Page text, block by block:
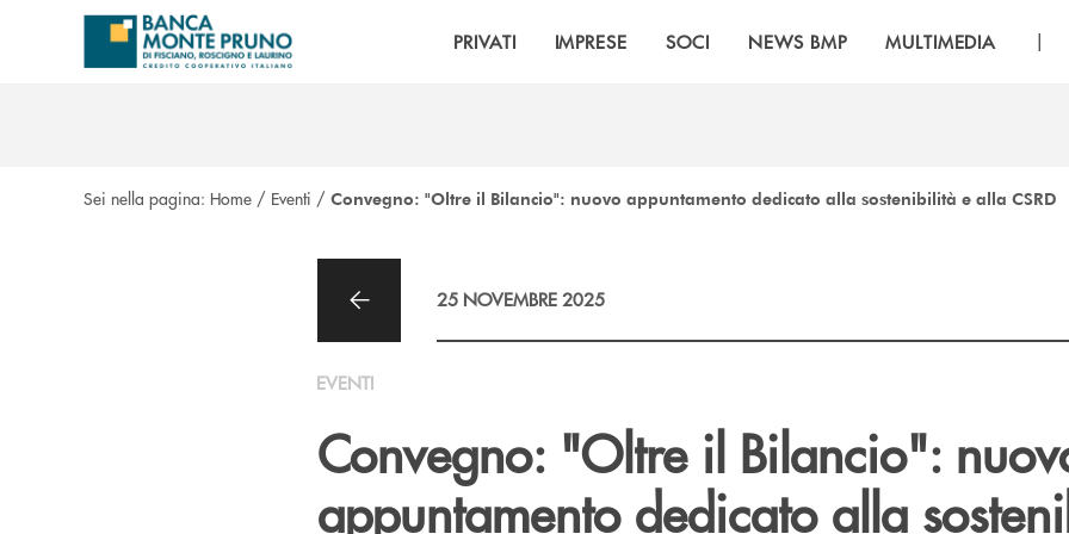
Salta al contenuto principale
PRIVATI IMPRESE SOCI NEWS BMP MULTIMEDIA |
Sei nella pagina: Home / Eventi / Convegno: "Oltre il Bilancio": nuovo appuntamento dedicato alla sostenibilità e alla CSRD
25 NOVEMBRE 2025
EVENTI
Convegno: "Oltre il Bilancio":
appuntamento dedicato alla